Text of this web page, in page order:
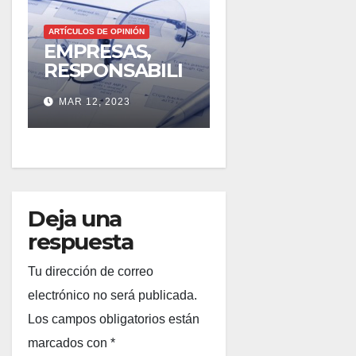
ARTÍCULOS DE OPINIÓN
EMPRESAS,
RESPONSABILI
DAD Y
REPUTACIÓN
MAR 12, 2023
Deja una
respuesta
Tu dirección de correo
electrónico no será publicada.
Los campos obligatorios están
marcados con *